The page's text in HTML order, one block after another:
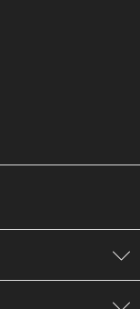
compte client à la